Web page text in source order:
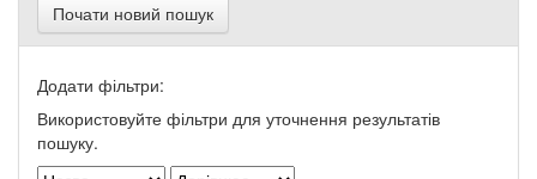
Почати новий пошук
Додати фільтри:
Використовуйте фільтри для уточнення результатів
пошуку.